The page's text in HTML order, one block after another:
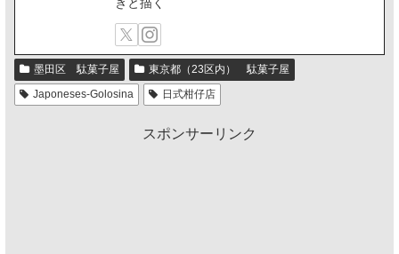
きと描く
墨田区 駄菓子屋
東京都（23区内） 駄菓子屋
Japoneses-Golosina
日式柑仔店
スポンサーリンク